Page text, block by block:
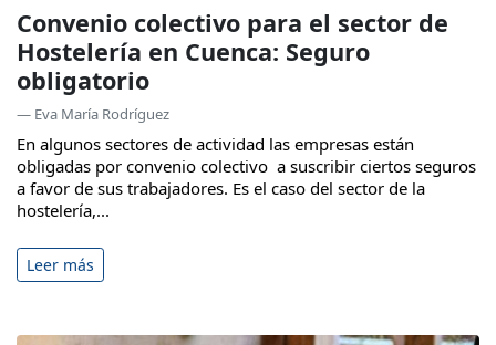
Convenio colectivo para el sector de
Hostelería en Cuenca: Seguro
obligatorio
— Eva María Rodríguez
En algunos sectores de actividad las empresas están
obligadas por convenio colectivo a suscribir ciertos seguros
a favor de sus trabajadores. Es el caso del sector de la
hostelería,...
Leer más